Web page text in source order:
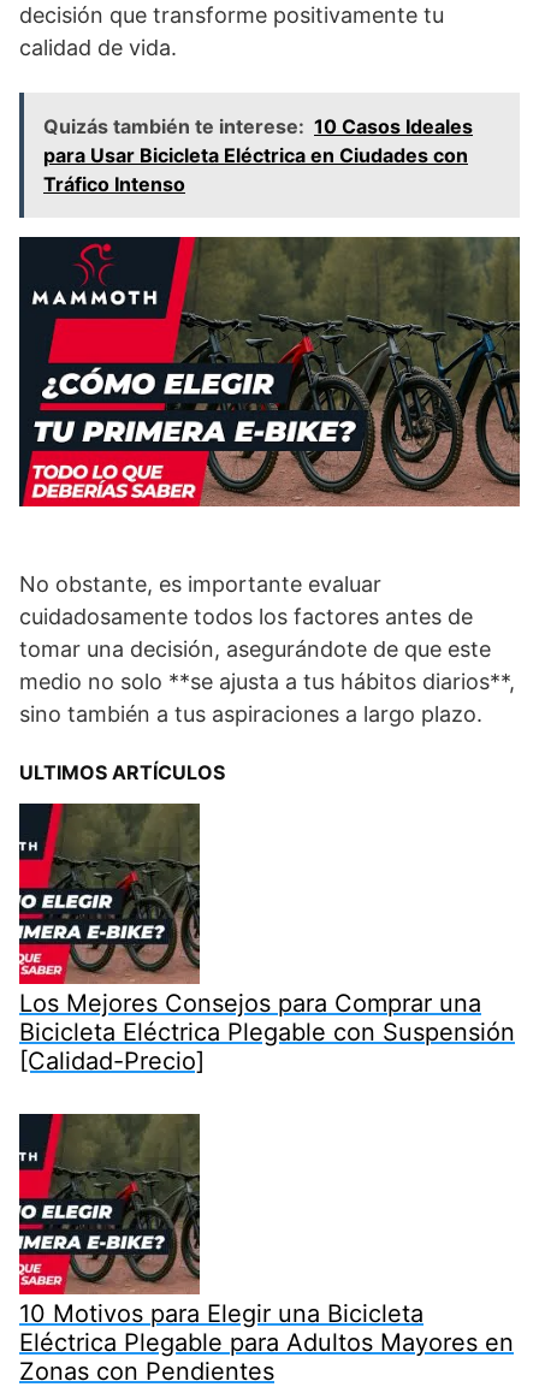
decisión que transforme positivamente tu
calidad de vida.
Quizás también te interese: 10 Casos Ideales
para Usar Bicicleta Eléctrica en Ciudades con
Tráfico Intenso
No obstante, es importante evaluar
cuidadosamente todos los factores antes de
tomar una decisión, asegurándote de que este
medio no solo **se ajusta a tus hábitos diarios**,
sino también a tus aspiraciones a largo plazo.
ULTIMOS ARTÍCULOS
Los Mejores Consejos para Comprar una
Bicicleta Eléctrica Plegable con Suspensión
[Calidad-Precio]
10 Motivos para Elegir una Bicicleta
Eléctrica Plegable para Adultos Mayores en
Zonas con Pendientes